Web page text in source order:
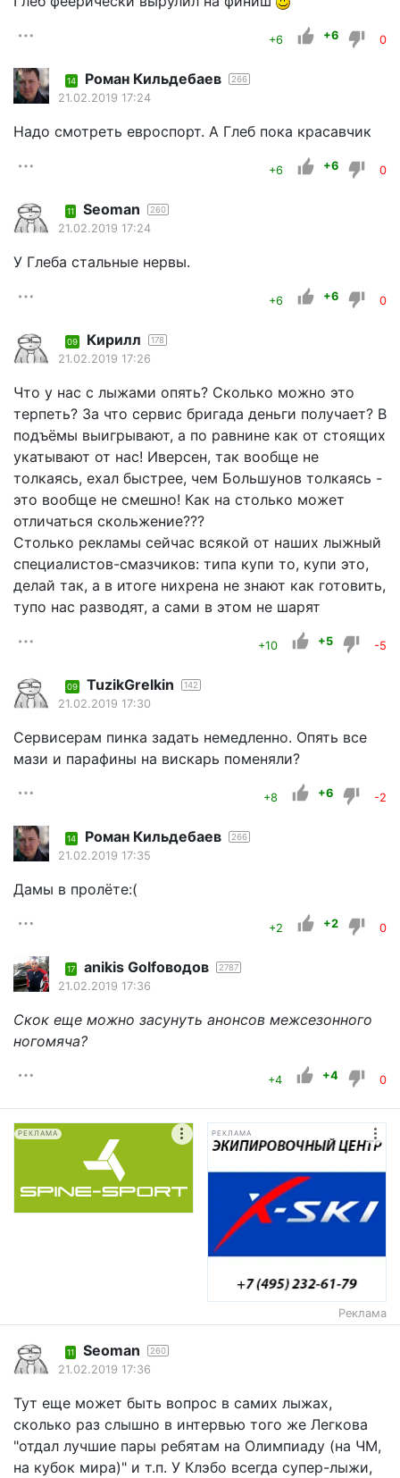
+6 +6 0
14 Роман Кильдебаев 266
21.02.2019 17:24
Надо смотреть евроспорт. А Глеб пока красавчик
+6 +6 0
11 Seoman 260
21.02.2019 17:24
У Глеба стальные нервы.
+6 +6 0
09 Кирилл 178
21.02.2019 17:26
Что у нас с лыжами опять? Сколько можно это
терпеть? За что сервис бригада деньги получает? В
подъёмы выигрывают, а по равнине как от стоящих
укатывают от нас! Иверсен, так вообще не
толкаясь, ехал быстрее, чем Большунов толкаясь -
это вообще не смешно! Как на столько может
отличаться скольжение???
Столько рекламы сейчас всякой от наших лыжный
специалистов-смазчиков: типа купи то, купи это,
делай так, а в итоге нихрена не знают как готовить,
тупо нас разводят, а сами в этом не шарят
+10 +5 -5
09 TuzikGrelkin 142
21.02.2019 17:30
Сервисерам пинка задать немедленно. Опять все
мази и парафины на вискарь поменяли?
+8 +6 -2
14 Роман Кильдебаев 266
21.02.2019 17:35
Дамы в пролёте:(
+2 +2 0
17 anikis Golfоводов 2787
21.02.2019 17:36
Скок еще можно засунуть анонсов межсезонного
ногомяча?
+4 +4 0
РЕКЛАМА РЕКЛАМА
Реклама
11 Seoman 260
21.02.2019 17:36
Тут еще может быть вопрос в самих лыжах,
сколько раз слышно в интервью того же Легкова
"отдал лучшие пары ребятам на Олимпиаду (на ЧМ,
на кубок мира)" и т.п. У Клэбо всегда супер-лыжи,